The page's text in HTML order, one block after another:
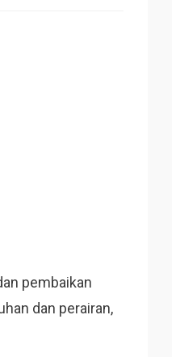
pembaikan
dan perairan,